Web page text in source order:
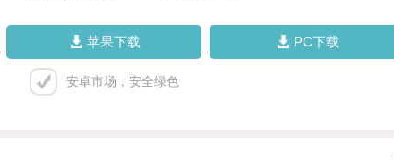
苹果下载 PC下载
安卓市场，安全绿色